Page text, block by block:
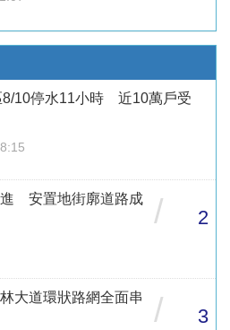
8/10停水11小時 近10萬戶受
進 安置地街廓道路成
/ 2
大道環狀路網全面串
/ 3